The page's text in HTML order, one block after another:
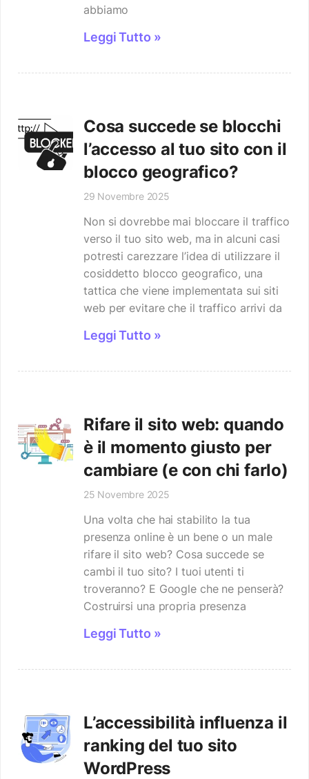
abbiamo
Leggi Tutto »
Cosa succede se blocchi
l’accesso al tuo sito con il
blocco geografico?
29 Novembre 2025
Non si dovrebbe mai bloccare il traffico
verso il tuo sito web, ma in alcuni casi
potresti carezzare l’idea di utilizzare il
cosiddetto blocco geografico, una
tattica che viene implementata sui siti
web per evitare che il traffico arrivi da
Leggi Tutto »
Rifare il sito web: quando
è il momento giusto per
cambiare (e con chi farlo)
25 Novembre 2025
Una volta che hai stabilito la tua
presenza online è un bene o un male
rifare il sito web? Cosa succede se
cambi il tuo sito? I tuoi utenti ti
troveranno? E Google che ne penserà?
Costruirsi una propria presenza
Leggi Tutto »
L’accessibilità influenza il
ranking del tuo sito
WordPress